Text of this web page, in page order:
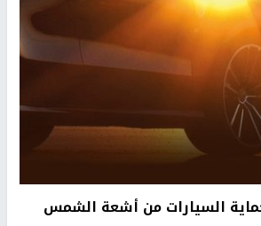
السيارات من أشعة الشمس